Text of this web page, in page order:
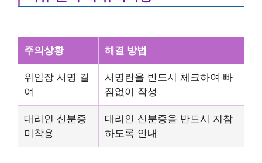
주의상황 해결 방법
위임장 서명 결
여
서명란을 반드시 체크하여 빠
짐없이 작성
대리인 신분증
미착용
대리인 신분증을 반드시 지참
하도록 안내